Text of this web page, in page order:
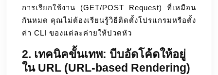
การเรียกใช้งาน (GET/POST Request) ที่เหมือน
กันหมด คุณไม่ต้องเรียนรู้วิธีติดตั้งโปรแกรมหรือตั้ง
ค่า CLI ของแต่ละค่ายให้ปวดหัว
2. เทคนิคขั้นเทพ: บีบอัดโค้ดให้อยู่
ใน URL (URL-based Rendering)